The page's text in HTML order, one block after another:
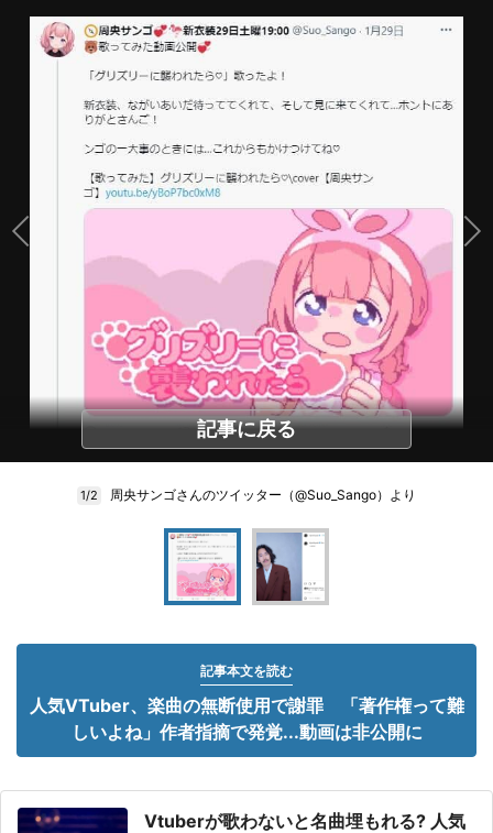
記事に戻る
1/2 周央サンゴさんのツイッター（@Suo_Sango）より
記事本文を読む
人気VTuber、楽曲の無断使用で謝罪 「著作権って難
しいよね」作者指摘で発覚...動画は非公開に
Vtuberが歌わないと名曲埋もれる? 人気